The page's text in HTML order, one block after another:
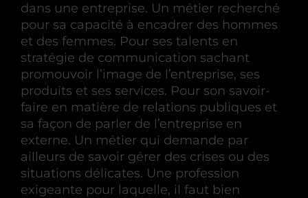
dans une entreprise. Un métier recherché
pour sa capacité à encadrer des hommes
et des femmes. Pour ses talents en
stratégie de communication sachant
promouvoir l’image de l’entreprise, ses
produits et ses services. Pour son savoir-
faire en matière de relations publiques et
sa façon de parler de l’entreprise en
externe. Un métier qui demande par
ailleurs de savoir gérer des crises ou des
situations délicates. Une profession
exigeante pour laquelle, il faut bien